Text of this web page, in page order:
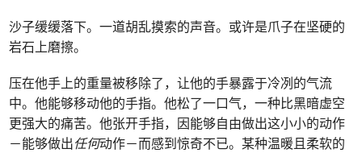
沙子缓缓落下。一道胡乱摸索的声音。或许是爪子在坚硬的
岩石上磨擦。
压在他手上的重量被移除了，让他的手暴露于冷冽的气流
中。他能够移动他的手指。他松了一口气，一种比黑暗虚空
更强大的痛苦。他张开手指，因能够自由做出这小小的动作
－能够做出任何动作－而感到惊奇不已。某种温暖且柔软的